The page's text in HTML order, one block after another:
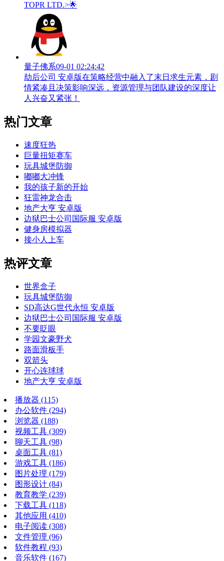
TOPR LTD.>🌟
量子佛系09-01 02:24:42
劫后公司 安卓版在策略经营中融入了末日求生元素，剧
情紧凑且决策影响深远，资源管理与团队建设的深度让
人兴奋又紧张！
热门文章
速度狂热
巨量扭矩赛车
玩具城堡防御
嘟嘟大冲锋
我的孩子新的开始
狂雷神龙合击
地产大亨 安卓版
边狱巴士公司国际服 安卓版
健身房模拟器
接小人上车
热评文章
世界盒子
玩具城堡防御
SD高达G世代永恒 安卓版
边狱巴士公司国际服 安卓版
不要眨眼
学园文豪野犬
路面滑板手
双箭头
开心连球球
地产大亨 安卓版
播放器 (115)
办公软件 (294)
浏览器 (188)
视频工具 (309)
聊天工具 (98)
桌面工具 (81)
游戏工具 (186)
图片处理 (179)
图形设计 (84)
教育教学 (239)
下载工具 (118)
其他应用 (410)
电子阅读 (308)
文件管理 (96)
软件教程 (93)
音乐软件 (167)